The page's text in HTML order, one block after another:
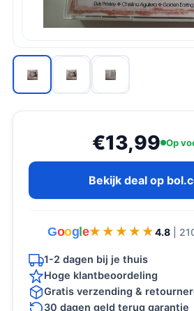
€13,99 Op
Bekijk deal op
Goog e★★★★★
★★★★★ 4.8 |
1-2 dagen bij je thuis
Hoge klantbeoordeling
Gratis verzending &
30 dagen geld terug garantie